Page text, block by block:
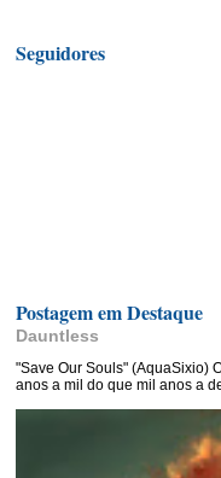
Seguidores
Postagem em Destaque
Dauntless
"Save Our Souls" (AquaSixio)
anos a mil do que mil anos a